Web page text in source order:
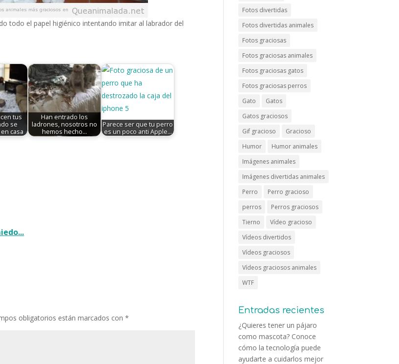
todo el papel higiénico intentando imitar al labrador del
tus
se
casa
Han entrado los
ladrones, nosotros no
hemos hecho…
Parece ser que tu perro
es un poco anti Apple...
obligatorios están marcados con*
Fotos divertidas
Fotos divertidas animales
Fotos graciosas
Fotos graciosas animales
Fotos graciosas gatos
Fotos graciosas perros
Gato
Gatos
Gatos graciosos
Gif gracioso
Gracioso
Humor
Humor animales
Imágenes animales
Imágenes divertidas animales
Perro
Perro gracioso
perros
Perros graciosos
Tierno
Vídeo gracioso
Vídeos divertidos
Vídeos graciosos
Vídeos graciosos animales
WTF
Entradas recientes
¿Quieres tener un pájaro
como mascota? Conoce
cómo la tecnología puede
ayudarte a cuidarlos mejor